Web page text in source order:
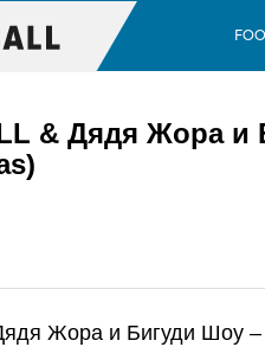
& Дядя Жора
Жора и Бигуди Шоу